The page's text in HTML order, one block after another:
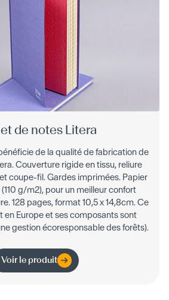
de notes Litera
de la qualité de fabrication de
Couverture rigide en tissu, reliure
coupe-fil. Gardes imprimées. Papier
g/m2), pour un meilleur confort
128 pages, format 10,5 x 14,8cm. Ce
en Europe et ses composants sont
gestion écoresponsable des forêts).
Voir le produit